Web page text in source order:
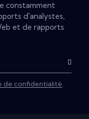
constamment
d'analystes,
et de rapports
Subscribe
de confidentialité.